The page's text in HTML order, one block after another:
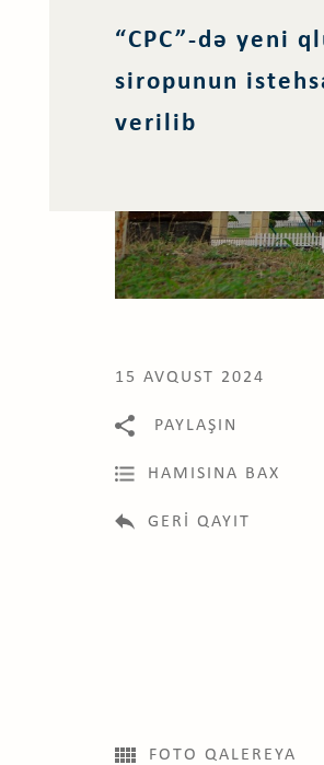
“CPC”-də yeni
siropunun
verilib
15 AVQUST 2024
PAYLAŞIN
HAMISINA BAX
GERI QAYIT
FOTO QALEREYA